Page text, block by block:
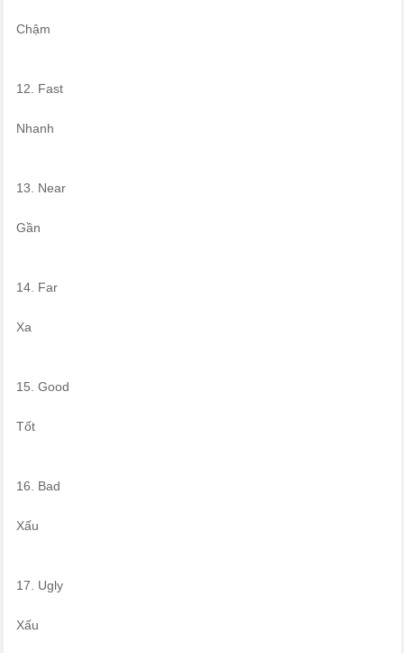
Chậm
12. Fast
Nhanh
13. Near
Gần
14. Far
Xa
15. Good
Tốt
16. Bad
Xấu
17. Ugly
Xấu